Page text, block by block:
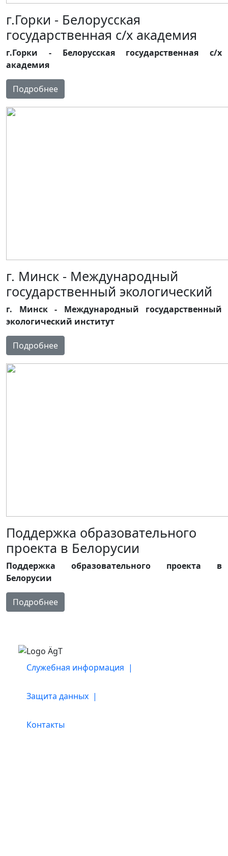
г.Горки - Белорусская
государственная с/х академия
г.Горки - Белорусская государственная с/х
академия
Подробнее
г. Минск - Международный
государственный экологический
г. Минск - Международный государственный
экологический институт
Подробнее
Поддержка образовательного
проекта в Белорусии
Поддержка образовательного проекта в
Белорусии
Подробнее
Служебная информация |
Защита данных |
Контакты